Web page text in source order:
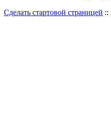
Сделать стартовой страницей ::